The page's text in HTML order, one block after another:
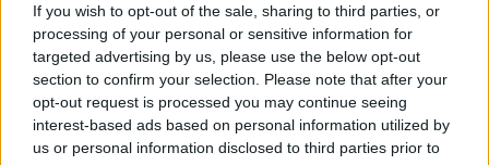
If you wish to opt-out of the sale, sharing to third parties, or
processing of your personal or sensitive information for
targeted advertising by us, please use the below opt-out
section to confirm your selection. Please note that after your
opt-out request is processed you may continue seeing
interest-based ads based on personal information utilized by
us or personal information disclosed to third parties prior to
világgazdaságban - figyelmeztetnek.
A hosszú ideje gyenge gazdasági növekedést produkáló és
adóssághegyet felhalmozó Olaszország közpénzügyi
helyzete valóságos időzített bombaként van jelen, ami arra
vár, hogy felrobbanjon - figyelmeztet Roger Bootle, a